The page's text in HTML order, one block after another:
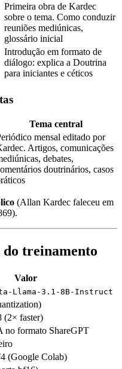
Primeira obra de Kardec
sobre o tema. Como conduzir
reuniões mediúnicas,
glossário inicial
Introdução em formato de
diálogo: explica a Doutrina
para iniciantes e céticos
Tema central
mensal editado por
Artigos, comunicações
debates,
doutrinários, casos
(Allan Kardec faleceu em
do treinamento
Valor
Llama-3.1-8B-Instruct
(2× faster)
no formato ShareGPT
(Google Colab)